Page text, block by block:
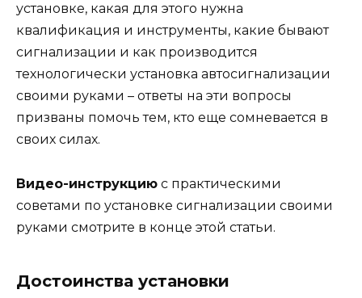
установке, какая для этого нужна
квалификация и инструменты, какие бывают
сигнализации и как производится
технологически установка автосигнализации
своими руками – ответы на эти вопросы
призваны помочь тем, кто еще сомневается в
своих силах.
Видео-инструкцию с практическими
советами по установке сигнализации своими
руками смотрите в конце этой статьи.
Достоинства установки